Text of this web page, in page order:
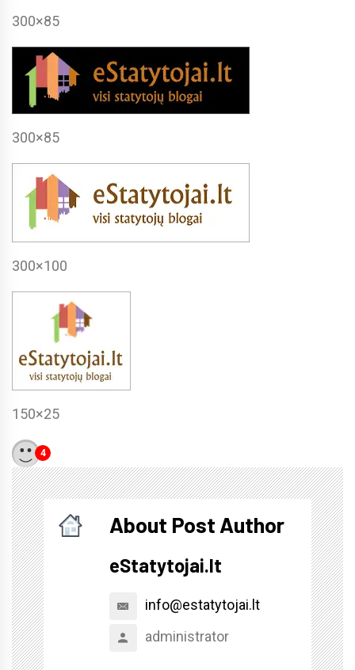
300×85
300×85
300×100
150×25
4
About Post Author
eStatytojai.lt
info@estatytojai.lt
administrator